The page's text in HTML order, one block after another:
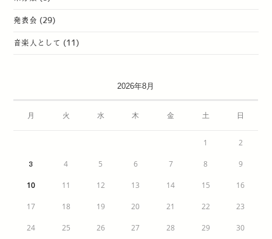
発表会 (29)
音楽人として (11)
2026年8月
月 火 水 木 金 土 日
1 2
3 4 5 6 7 8 9
10 11 12 13 14 15 16
17 18 19 20 21 22 23
24 25 26 27 28 29 30